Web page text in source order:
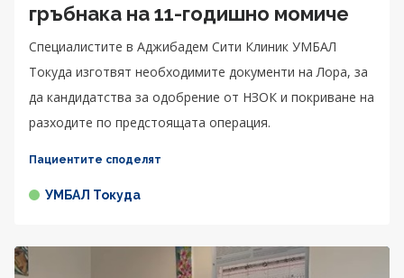
гръбнака на 11-годишно момиче
Специалистите в Аджибадем Сити Клиник УМБАЛ
Токуда изготвят необходимите документи на Лора, за
да кандидатства за одобрение от НЗОК и покриване на
разходите по предстоящата операция.
Пациентите споделят
УМБАЛ Токуда